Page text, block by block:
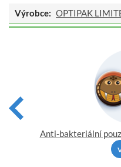
Výrobce: OPTIPAK
Anti-bakteriální